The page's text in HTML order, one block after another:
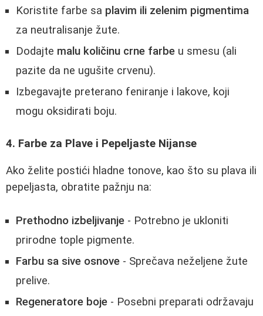
Koristite farbe sa plavim ili zelenim pigmentima
za neutralisanje žute.
Dodajte malu količinu crne farbe u smesu (ali
pazite da ne ugušite crvenu).
Izbegavajte preterano feniranje i lakove, koji
mogu oksidirati boju.
4. Farbe za Plave i Pepeljaste Nijanse
Ako želite postići hladne tonove, kao što su plava ili
pepeljasta, obratite pažnju na:
Prethodno izbeljivanje - Potrebno je ukloniti
prirodne tople pigmente.
Farbu sa sive osnove - Sprečava neželjene žute
prelive.
Regeneratore boje - Posebni preparati održavaju